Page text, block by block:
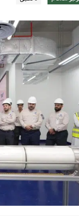
يطّلع على مشروع
مارينو بوسيتش
الإساءة..
وعدة مدن بالشرقية